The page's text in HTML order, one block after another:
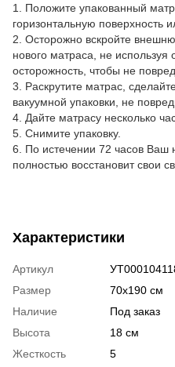
1. Положите упакованный
горизонтальную поверхность
2. Осторожно вскройте
нового матраса, не
осторожность, чтобы не
3. Раскрутите матрас,
вакуумной упаковки, не
4. Дайте матрасу несколько
5. Снимите упаковку.
6. По истечении 72 часов Ваш
полностью восстановит свои
Характеристики
Артикул
Размер
70х190 см
Наличие
Под заказ
Высота
18 см
Жесткость
5